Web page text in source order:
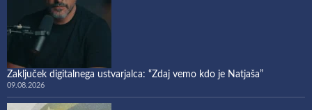
Zaključek digitalnega ustvarjalca: “Zdaj vemo kdo je Natjaša”
09.08.2026